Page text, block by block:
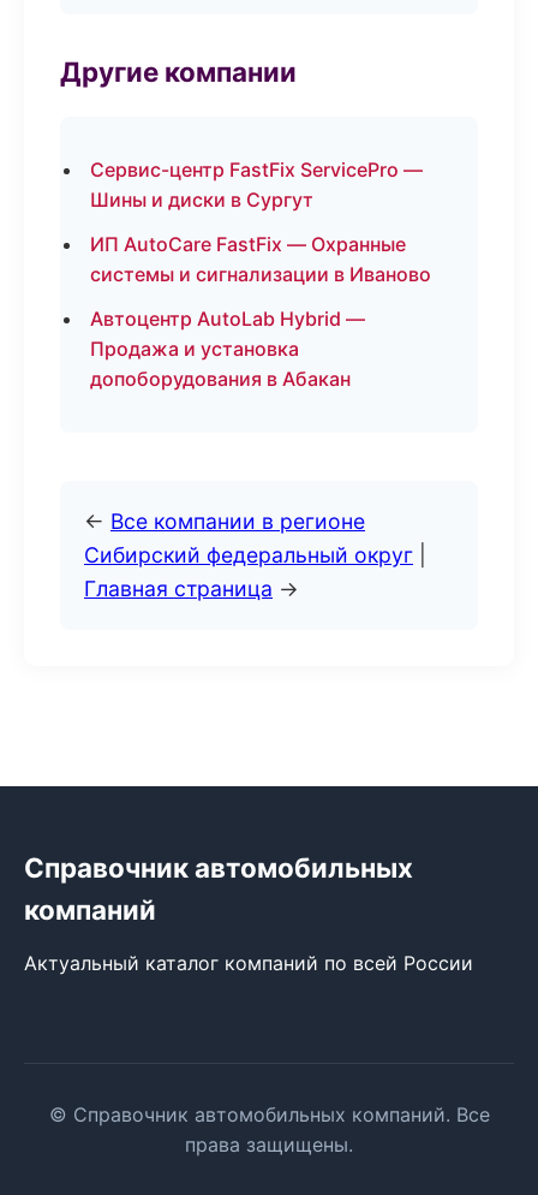
Другие компании
Сервис-центр FastFix ServicePro —
Шины и диски в Сургут
ИП AutoCare FastFix — Охранные
системы и сигнализации в Иваново
Автоцентр AutoLab Hybrid —
Продажа и установка
допоборудования в Абакан
← Все компании в регионе
Сибирский федеральный округ
Главная страница →
Справочник автомобильных
компаний
Актуальный каталог компаний по всей России
© Справочник автомобильных компаний. Все
права защищены.